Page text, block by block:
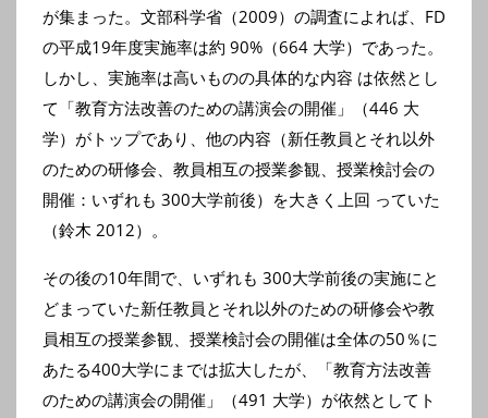
が集まった。文部科学省（2009）の調査によれば、FD
の平成19年度実施率は約 90%（664 大学）であった。
しかし、実施率は高いものの具体的な内容 は依然とし
て「教育方法改善のための講演会の開催」（446 大
学）がトップであり、他の内容（新任教員とそれ以外
のための研修会、教員相互の授業参観、授業検討会の
開催：いずれも 300大学前後）を大きく上回 っていた
（鈴木 2012）。
その後の10年間で、いずれも 300大学前後の実施にと
どまっていた新任教員とそれ以外のための研修会や教
員相互の授業参観、授業検討会の開催は全体の50％に
あたる400大学にまでは拡大したが、「教育方法改善
のための講演会の開催」
（491 大学）が依然としてト